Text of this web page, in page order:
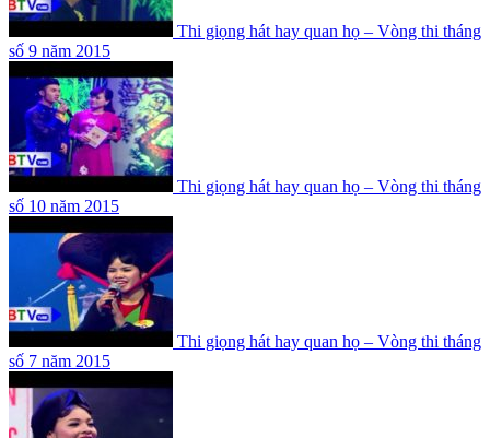
Thi giọng hát hay quan họ – Vòng thi tháng
số 9 năm 2015
Thi giọng hát hay quan họ – Vòng thi tháng
số 10 năm 2015
Thi giọng hát hay quan họ – Vòng thi tháng
số 7 năm 2015